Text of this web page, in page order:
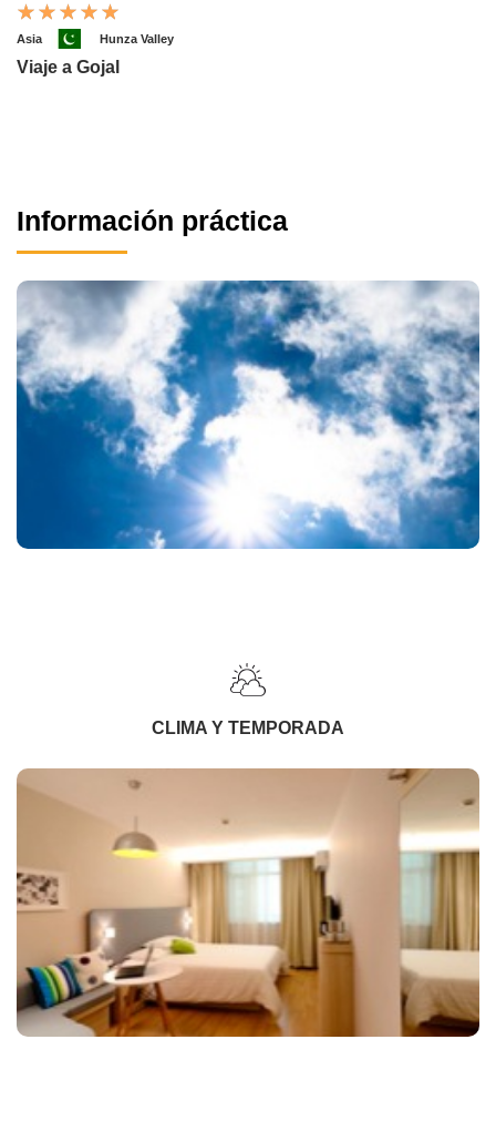
Asia Hunza Valley
Viaje a Gojal
Información práctica
CLIMA Y TEMPORADA